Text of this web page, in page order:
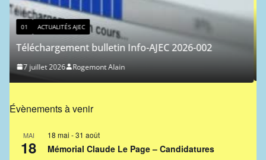
002
01 ACTUALITÉS AJEC
Classement ICCF des joueurs de l’AJEC –
27 juin 2026
Évènements à venir
MAI
18
18 mai 31 août
Mémorial Claude Le Page – Candidatures